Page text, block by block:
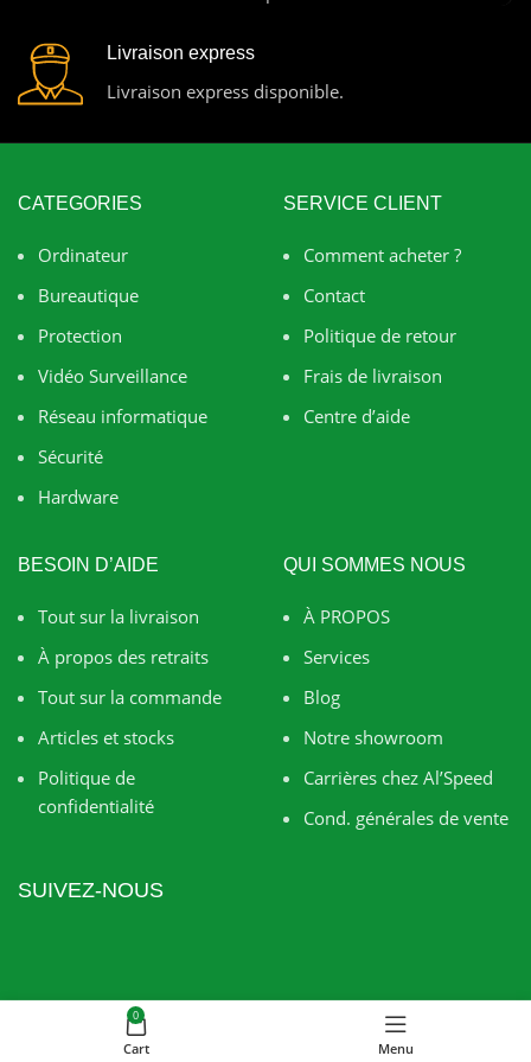
Livraison express
Livraison express disponible.
CATEGORIES
Ordinateur
Bureautique
Protection
Vidéo Surveillance
Réseau informatique
Sécurité
Hardware
SERVICE CLIENT
Comment acheter ?
Contact
Politique de retour
Frais de livraison
Centre d’aide
BESOIN D’AIDE
Tout sur la livraison
À propos des retraits
Tout sur la commande
Articles et stocks
Politique de
confidentialité
QUI SOMMES NOUS
À PROPOS
Services
Blog
Notre showroom
Carrières chez Al’Speed
Cond. générales de vente
SUIVEZ-NOUS
0
Cart Menu